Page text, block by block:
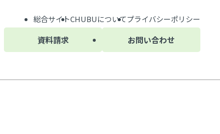
資料請求 お問い合わせ
総合サイトCHUBUについてプライバシーポリシー